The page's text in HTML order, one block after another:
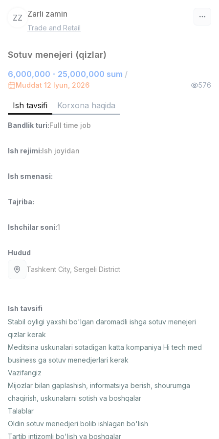
Savdo boshlig'i
ASIAN
Full time job
Ish joyidan
4,280,000 sum/
Do'kon sotuvchisi
3,000,000 - 6,000,000 sum
Full time job
Ish joyidan
Fast food Oshpazi
2,600,000 - 5,000,000 sum
LES AILES
Farmatsevt
3,000,000 - 10,000,000 sum/
NAVBAHOR APTEKA
Sotuv bo'yicha agent
Kelishiladi
LION_ESTATE
Full time job
Ish joyidan
Telefon sotuvchisi
Kelishiladi
ZZ Zarli zamin
Trade and Retail
Sotuv menejeri (qizlar)
6,000,000 - 25,000,000 sum /
Muddat 12 Iyun, 2026 576
Ish tavsifi Korxona haqida
Bandlik turi:Full time job
Ish rejimi:Ish joyidan
Ish smenasi:
Tajriba:
Ishchilar soni:1
Hudud
Tashkent City, Sergeli District
Ish tavsifi
Stabil oyligi yaxshi bo'lgan daromadli ishga sotuv menejeri
qizlar kerak
Meditsina uskunalari sotadigan katta kompaniya Hi tech med
business ga sotuv menedjerlari kerak
Vazifangiz
Mijozlar bilan gaplashish, informatsiya berish, shourumga
chaqirish, uskunalarni sotish va boshqalar
Talablar
Oldin sotuv menedjeri bolib ishlagan bo'lish
Tartib intizomli bo'lish va boshqalar
Vakansiyalar Sohalar Korxonalar